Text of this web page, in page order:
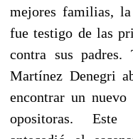
mejores familias,
fue testigo de las
contra sus padres.
Martínez Denegri
encontrar un
opositoras. Este